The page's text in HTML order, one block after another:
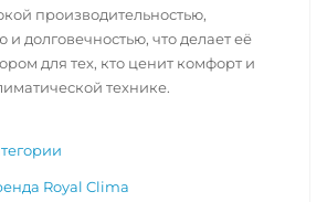
производительностью,
и долговечностью, что делает её
для тех, кто ценит комфорт и
технике.
Royal Clima